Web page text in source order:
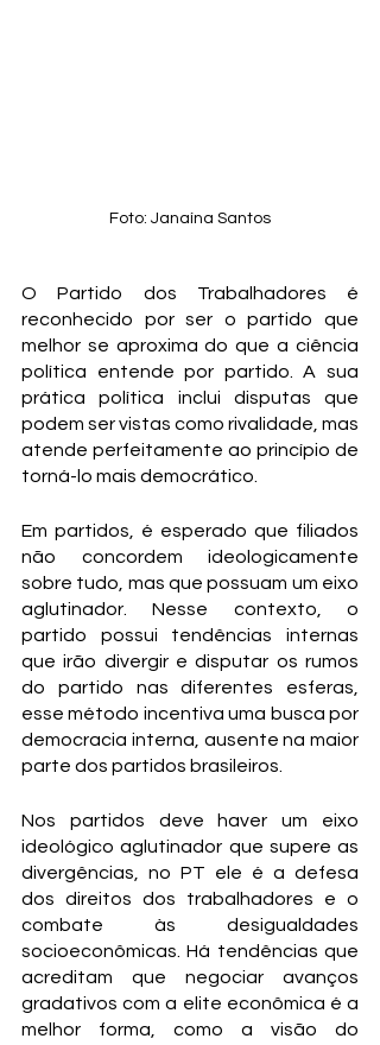
Foto: Janaína Santos
O Partido dos Trabalhadores é
reconhecido por ser o partido que
melhor se aproxima do que a ciência
política entende por partido. A sua
prática política inclui disputas que
podem ser vistas como rivalidade, mas
atende perfeitamente ao princípio de
torná-lo mais democrático.
Em partidos, é esperado que filiados
não concordem ideologicamente
sobre tudo, mas que possuam um eixo
aglutinador. Nesse contexto, o
partido possui tendências internas
que irão divergir e disputar os rumos
do partido nas diferentes esferas,
esse método incentiva uma busca por
democracia interna, ausente na maior
parte dos partidos brasileiros.
Nos partidos deve haver um eixo
ideológico aglutinador que supere as
divergências, no PT ele é a defesa
dos direitos dos trabalhadores e o
combate às desigualdades
socioeconômicas. Há tendências que
acreditam que negociar avanços
gradativos com a elite econômica é a
melhor forma, como a visão do